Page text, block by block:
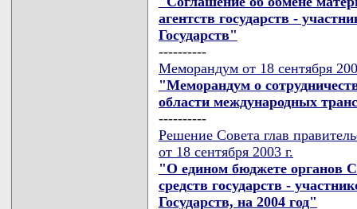
агентств государств -
Государств"
----------
Меморандум от 18 сентября
"Меморандум о
области международных
----------
Решение Совета глав
от 18 сентября 2003 г.
"О едином бюджете органов
средств государств -
Государств, на 2004 год"